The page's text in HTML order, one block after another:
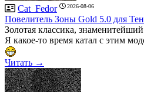
Cat_Fedor 2026-08-06
Повелитель Зоны Gold 5.0 для
Золотая классика,
Я какое-то время катал с этим
Читать →